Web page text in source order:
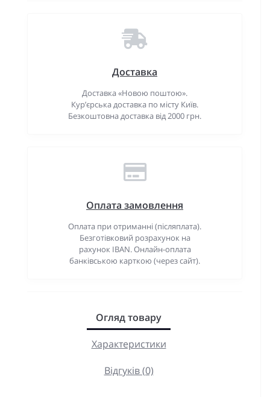
Доставка
Доставка «Новою поштою».
Кур’єрська доставка по місту Київ.
Безкоштовна доставка від 2000 грн.
Оплата замовлення
Оплата при отриманні (післяплата).
Безготівковий розрахунок на
рахунок IBAN. Онлайн-оплата
банківською карткою (через сайт).
Огляд товару
Характеристики
Відгуків (0)